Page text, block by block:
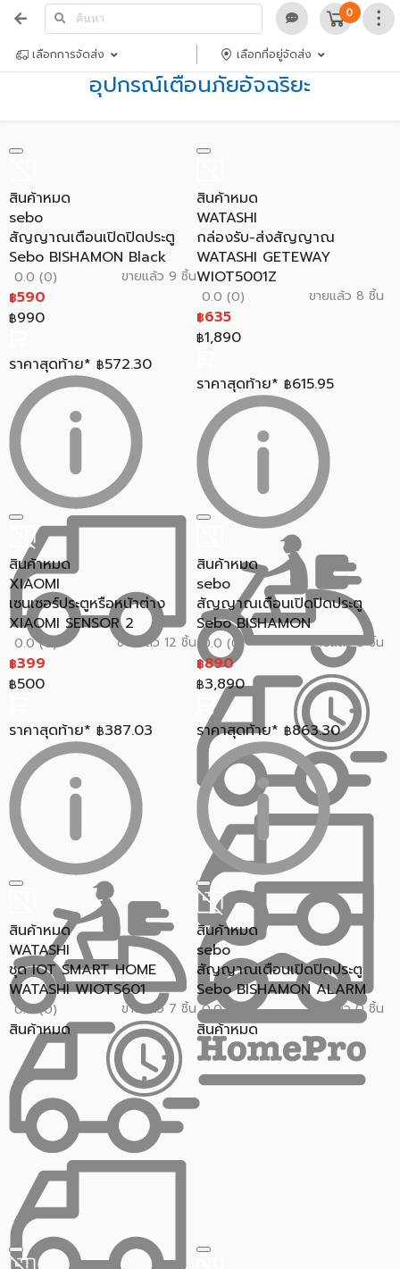
0
เลือกการจัดส่ง เลือกที่อยู่จัดส่ง
อุปกรณ์เตือนภัยอัจฉริยะ
สินค้าหมด
sebo
สัญญาณเตือนเปิดปิดประตู
Sebo BISHAMON Black
0.0 (0) ขายแล้ว 9 ชิ้น
฿590
฿990
ราคาสุดท้าย* ฿572.30
สินค้าหมด
WATASHI
กล่องรับ-ส่งสัญญาณ
WATASHI GETEWAY
WIOT5001Z
0.0 (0) ขายแล้ว 8 ชิ้น
฿635
฿1,890
ราคาสุดท้าย* ฿615.95
สินค้าหมด
XIAOMI
เซนเซอร์ประตูหรือหน้าต่าง
XIAOMI SENSOR 2
0.0 (0) ขายแล้ว 12 ชิ้น
฿399
฿500
ราคาสุดท้าย* ฿387.03
สินค้าหมด
sebo
สัญญาณเตือนเปิดปิดประตู
Sebo BISHAMON
0.0 (0) ขายแล้ว 3 ชิ้น
฿890
฿3,890
ราคาสุดท้าย* ฿863.30
สินค้าหมด
WATASHI
ชุด IOT SMART HOME
WATASHI WIOTS601
0.0 (0) ขายแล้ว 7 ชิ้น
สินค้าหมด
สินค้าหมด
sebo
สัญญาณเตือนเปิดปิดประตู
Sebo BISHAMON ALARM
0.0 (0) ขายแล้ว 0 ชิ้น
สินค้าหมด